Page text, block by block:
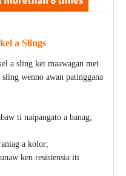
a Slings
a sling ket maawagan met
wenno awan patinggana
ti naipangato a banag;
a kolor;
ken resistensia iti